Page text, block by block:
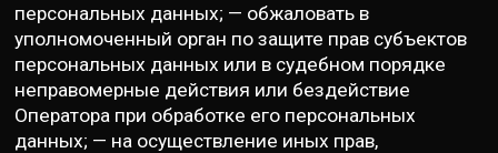
персональных данных; — обжаловать в
уполномоченный орган по защите прав субъектов
персональных данных или в судебном порядке
неправомерные действия или бездействие
Оператора при обработке его персональных
данных; — на осуществление иных прав,